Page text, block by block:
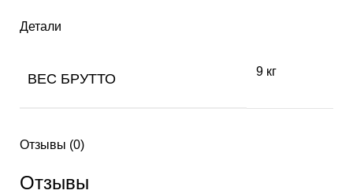
Детали
ВЕС БРУТТО 9 кг
Отзывы (0)
Отзывы